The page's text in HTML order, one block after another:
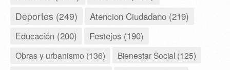
Deportes (249) Atencion Ciudadano (219)
Educación (200) Festejos (190)
Obras y urbanismo (136)
Bienestar Social (125)